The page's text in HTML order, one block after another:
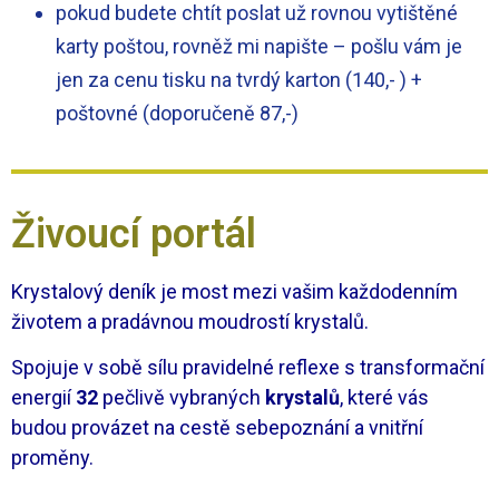
pokud budete chtít poslat už rovnou vytištěné
karty poštou, rovněž mi napište – pošlu vám je
jen za cenu tisku na tvrdý karton (140,- ) +
poštovné (doporučeně 87,-)
Živoucí portál
Krystalový deník je most mezi vašim každodenním
životem a pradávnou moudrostí krystalů.
Spojuje v sobě sílu pravidelné reflexe s transformační
energií32 pečlivě vybraných krystalů, které vás
budou provázet na cestě sebepoznání a vnitřní
proměny.